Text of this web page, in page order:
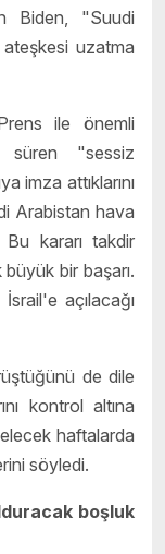
Biden, "Suudi
uzatma
ile önemli
süren "sessiz
imza attıklarını
Arabistan hava
kararı takdir
bir başarı.
açılacağı
de dile
kontrol altına
haftalarda
söyledi.
boşluk